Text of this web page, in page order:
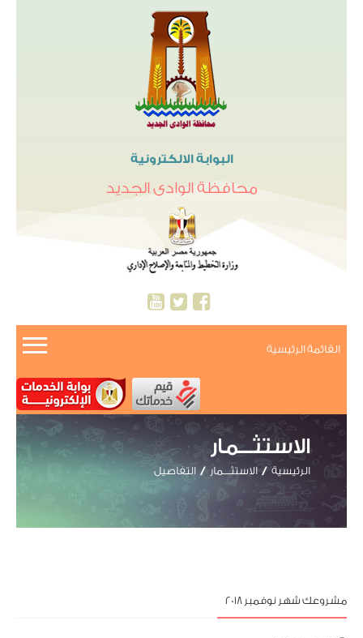
البوابة الالكترونية
محافظة الوادى الجديد
القائمة الرئيسية
الاستثـــمار
الرئيسية الاستثـــمار التفاصيل
مشروعك شهر نوفمبر 2018